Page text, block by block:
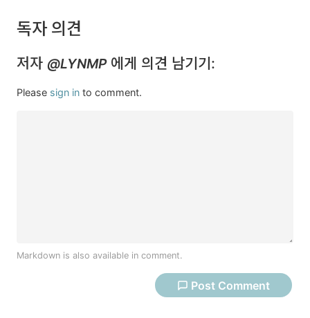
독자 의견
저자 @LYNMP에게 의견 남기기:
Please sign in to comment.
Markdown is also available in comment.
Post Comment